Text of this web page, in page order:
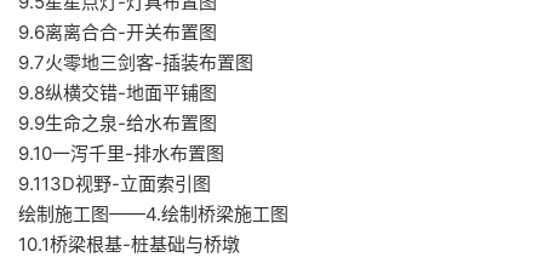
9.6离离合合-开关布置图
9.7火零地三剑客-插装布置图
9.8纵横交错-地面平铺图
9.9生命之泉-给水布置图
9.10一泻千里-排水布置图
9.113D视野-立面索引图
绘制施工图——4.绘制桥梁施工图
10.1桥梁根基-桩基础与桥墩